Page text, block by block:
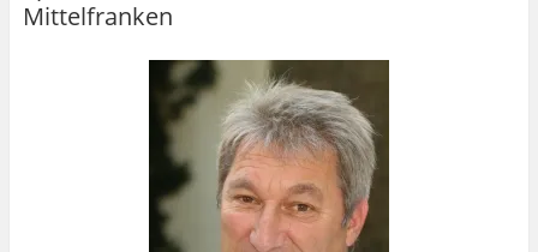
Mittelfranken